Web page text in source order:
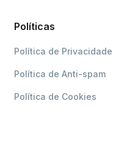
Políticas
Política de Privacidade
Política de Anti-spam
Política de Cookies